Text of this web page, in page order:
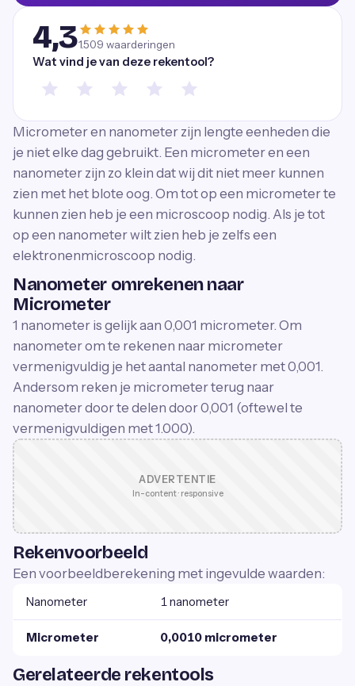
4,31.509 waarderingen
Wat vind je van deze rekentool?
Micrometer en nanometer zijn lengte eenheden die
je niet elke dag gebruikt. Een micrometer en een
nanometer zijn zo klein dat wij dit niet meer kunnen
zien met het blote oog. Om tot op een micrometer te
kunnen zien heb je een microscoop nodig. Als je tot
op een nanometer wilt zien heb je zelfs een
elektronenmicroscoop nodig.
Nanometer omrekenen naar
Micrometer
1 nanometer is gelijk aan 0,001 micrometer. Om
nanometer om te rekenen naar micrometer
vermenigvuldig je het aantal nanometer met 0,001.
Andersom reken je micrometer terug naar
nanometer door te delen door 0,001 (oftewel te
vermenigvuldigen met 1.000).
ADVERTENTIE
In-content · responsive
Rekenvoorbeeld
Een voorbeeldberekening met ingevulde waarden:
Nanometer 1 nanometer
Micrometer 0,0010 micrometer
Gerelateerde rekentools